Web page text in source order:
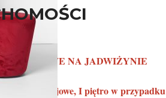
POKOJOWE NA JADWIŻYNIE
- (2-pokojowe, I piętro w